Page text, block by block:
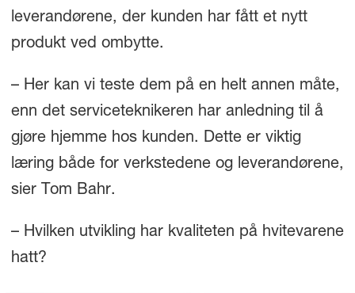
leverandørene, der kunden har fått et nytt
produkt ved ombytte.
– Her kan vi teste dem på en helt annen måte,
enn det serviceteknikeren har anledning til å
gjøre hjemme hos kunden. Dette er viktig
læring både for verkstedene og leverandørene,
sier Tom Bahr.
– Hvilken utvikling har kvaliteten på hvitevarene
hatt?